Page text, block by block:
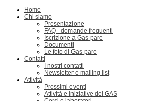
Home
Chi siamo
Presentazione
FAQ - domande frequenti
Iscrizione a Gas-pare
Documenti
Le foto di Gas-pare
Contatti
I nostri contatti
Newsletter e mailing list
Attività
Prossimi eventi
Attività e iniziative del GAS